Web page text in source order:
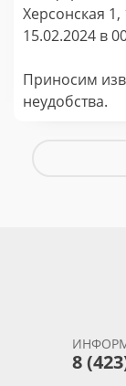
Херсонская 1,
15.02.2024 в
Приносим
неудобства.
8